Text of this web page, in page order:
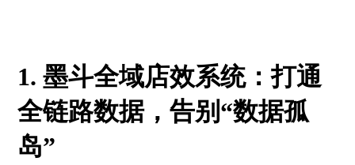
1. 墨斗全域店效系统：打通
全链路数据，告别“数据孤
岛”